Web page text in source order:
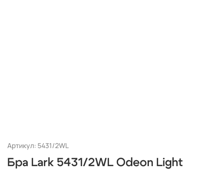
Артикул: 5431/2WL
Бра Lark 5431/2WL Odeon Light